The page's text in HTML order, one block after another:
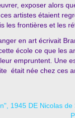
exposer alors
artistes étaient
les frontières et les
en art écrivait
école ce que les
empruntent. Une
était née chez ces